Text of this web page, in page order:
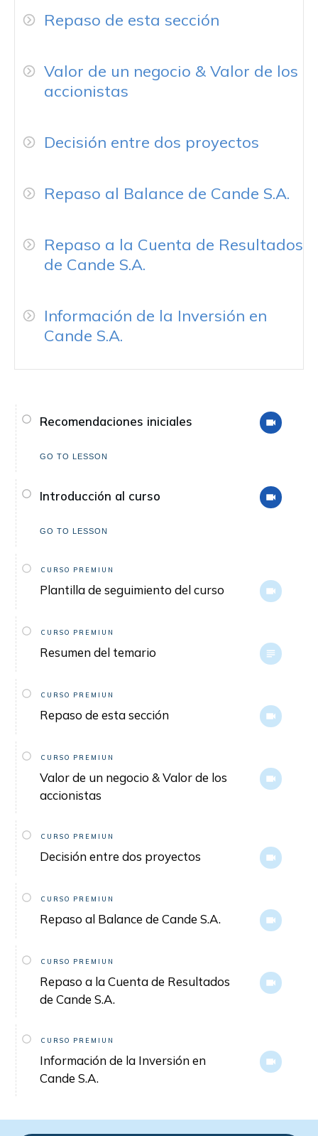
Repaso de esta sección
Valor de un negocio & Valor de los
accionistas
Decisión entre dos proyectos
Repaso al Balance de Cande S.A.
Repaso a la Cuenta de Resultados
de Cande S.A.
Información de la Inversión en
Cande S.A.
Recomendaciones iniciales
GO TO LESSON
Introducción al curso
GO TO LESSON
CURSO PREMIUN
Plantilla de seguimiento del curso
CURSO PREMIUN
Resumen del temario
CURSO PREMIUN
Repaso de esta sección
CURSO PREMIUN
Valor de un negocio & Valor de los
accionistas
CURSO PREMIUN
Decisión entre dos proyectos
CURSO PREMIUN
Repaso al Balance de Cande S.A.
CURSO PREMIUN
Repaso a la Cuenta de Resultados
de Cande S.A.
CURSO PREMIUN
Información de la Inversión en
Cande S.A.